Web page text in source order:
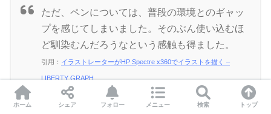
ただ、ペンについては、普段の環境とのギャッ
プを感じてしまいました。そのぶん使い込むほ
ど馴染むんだろうなという感触も得ました。
引用： イラストレーターがHP Spectre x360でイラストを描く –
LIBERTY GRAPH
ホーム シェア フォロー メニュー 検索 トップ